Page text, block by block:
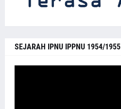
SEJARAH IPNU IPPNU 1954/1955